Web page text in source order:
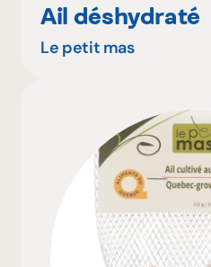
Ail déshydraté
Le petit mas